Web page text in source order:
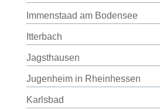
Immenstaad am Bodensee
Itterbach
Jagsthausen
Jugenheim in Rheinhessen
Karlsbad